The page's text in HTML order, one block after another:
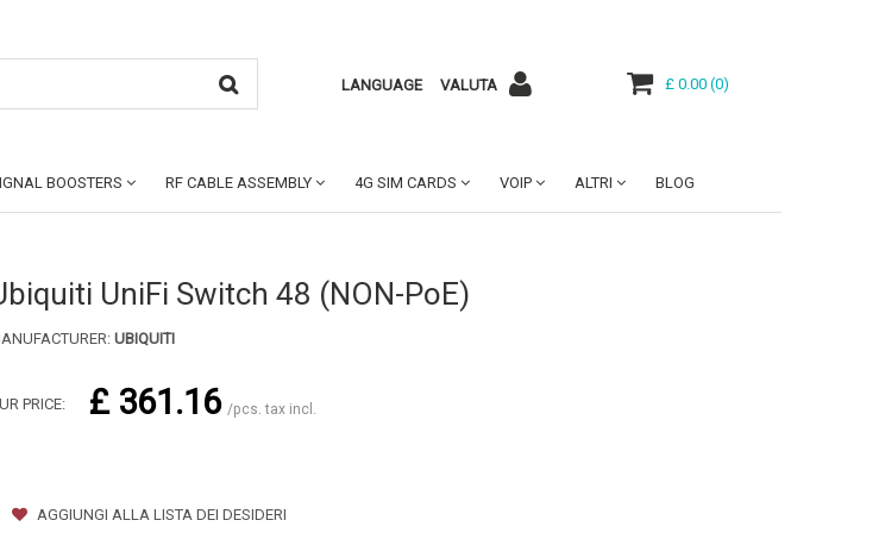
LANGUAGE VALUTA £ 0.00 (0)
BOOSTERS RF CABLE ASSEMBLY 4G SIM CARDS VOIP ALTRI BLOG
UniFi Switch 48 (NON-PoE)
UBIQUITI
PRICE: £ 361.16 /pcs. tax incl.
AGGIUNGI ALLA LISTA DEI DESIDERI